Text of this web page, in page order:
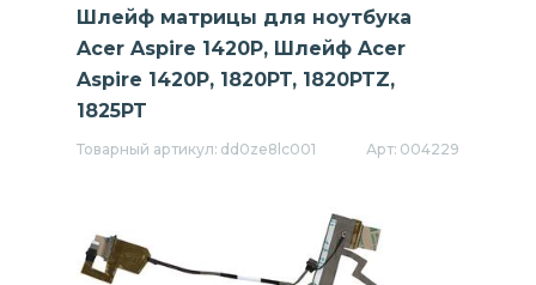
Шлейф матрицы для ноутбука
Acer Aspire 1420P, Шлейф Acer
Aspire 1420P, 1820PT, 1820PTZ,
1825PT
Товарный артикул: dd0ze8lc001 Арт: 004229